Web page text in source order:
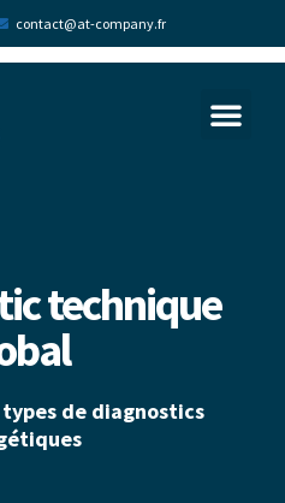
contact@at-company.fr
technique
de diagnostics